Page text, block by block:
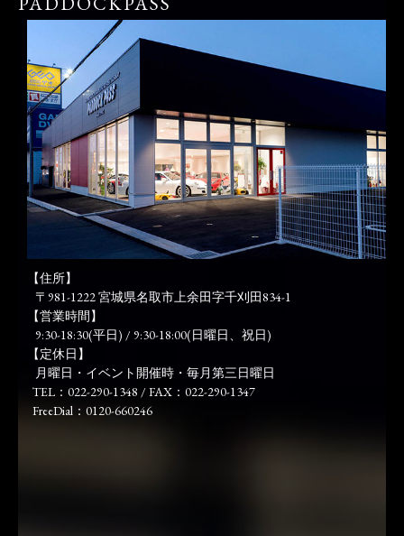
【住所】
〒981-1222 宮城県名取市上余田字千刈田834-1
【営業時間】
9:30-18:30(平日) / 9:30-18:00(日曜日、祝日)
【定休日】
月曜日・イベント開催時・毎月第三日曜日
TEL：022-290-1348 / FAX：022-290-1347
FreeDial：0120-660246